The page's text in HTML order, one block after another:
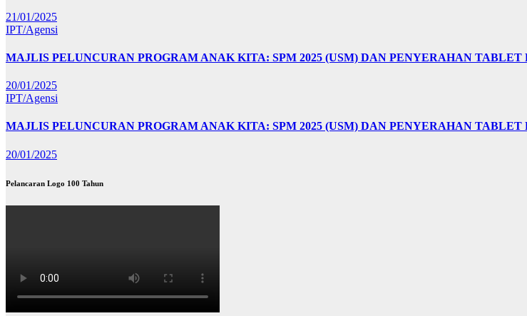
21/01/2025
IPT/Agensi
MAJLIS PELUNCURAN PROGRAM ANAK KITA: SPM 2025 (USM) DAN PENYERAHAN
20/01/2025
IPT/Agensi
MAJLIS PELUNCURAN PROGRAM ANAK KITA: SPM 2025 (USM) DAN PENYERAHAN
20/01/2025
Pelancaran Logo 100 Tahun